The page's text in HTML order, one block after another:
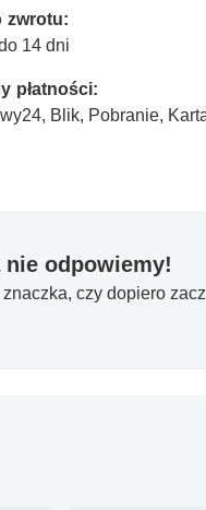
zwrotu:
14 dni
płatności:
Blik, Pobranie,
odpowiemy!
czy dopiero